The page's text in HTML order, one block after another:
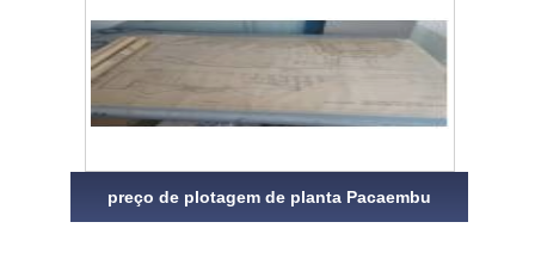
preço de plotagem de planta Pacaembu